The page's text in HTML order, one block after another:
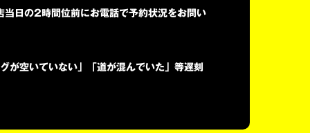
日の2時間位前にお電話で予約状況をお問い
が空いていない」「道が混んでいた」等遅刻